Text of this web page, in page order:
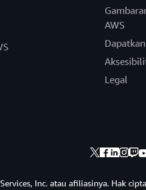
AWS
Legal
Inc. atau afiliasinya. Hak